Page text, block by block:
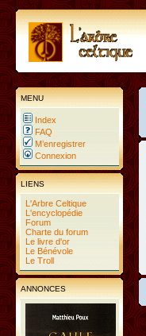
MENU
Index
FAQ
M’enregistrer
Connexion
LIENS
L'Arbre Celtique
L'encyclopédie
Forum
Charte du forum
Le livre d'or
Le Bénévole
Le Troll
ANNONCES